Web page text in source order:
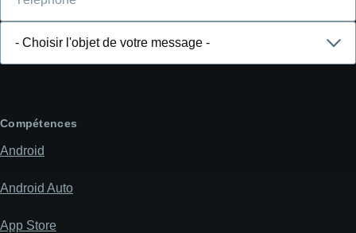
message
Compétences
Android
Android Auto
App Store